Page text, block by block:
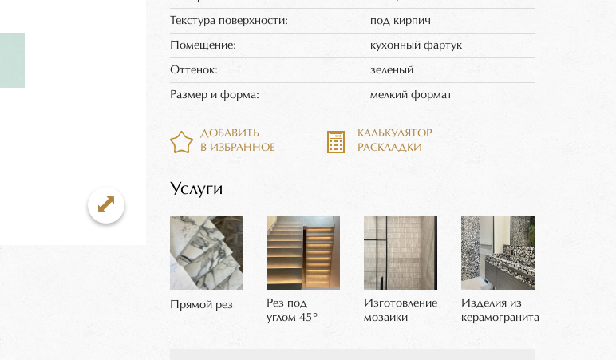
Текстура поверхности: под кирпич
Помещение: кухонный фартук
Оттенок: зеленый
Размер и форма: мелкий формат
ДОБАВИТЬ
В ИЗБРАННОЕ
КАЛЬКУЛЯТОР
РАСКЛАДКИ
Услуги
Прямой рез
Рез под
углом 45°
Изготовление
мозаики
Изделия из
керамогранита